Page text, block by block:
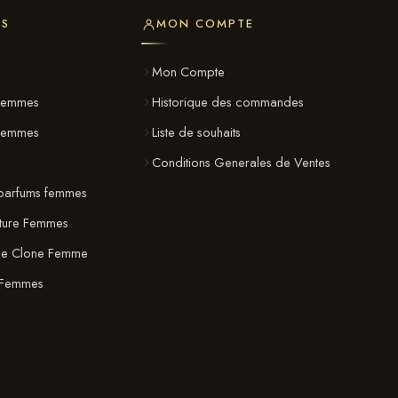
femmes
Femmes
Clone Femme
MON COMPTE
Mon Compte
Historique des commandes
Liste de souhaits
Conditions Generales de Ventes